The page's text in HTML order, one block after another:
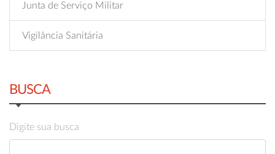
Junta de Serviço Militar
Vigilância Sanitária
BUSCA
Digite sua busca